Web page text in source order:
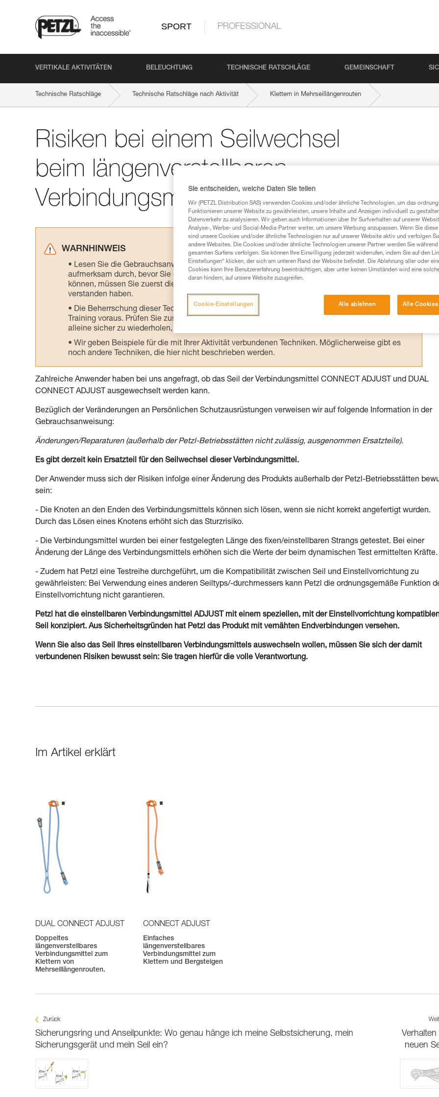
SPORT PROFESSIONAL
VERTIKALE AKTIVITÄTEN BELEUCHTUNG TECHNISCHE RATSCHLÄGE GEMEINSCHAFT
Technische Ratschläge Technische Ratschläge nach Aktivität Klettern in Mehrseillängenrouten
Risiken bei einem Seilwechsel
beim längenverstellbaren
Verbindungsmittel ADJUST
WARNHINWEIS
Lesen Sie die Gebrauchsanweisungen der Produkte, um die es in diesem Tech Tipp geht,
aufmerksam durch, bevor Sie diesen zu Rate ziehen. Um diese Zusatzinformationen verstehen zu
können, müssen Sie zuerst die in der Gebrauchsanweisung enthaltenen Informationen richtig
verstanden haben.
Die Beherrschung dieser Techniken setzt eine entsprechende Ausbildung und ein spezielles
Training voraus. Prüfen Sie zusammen mit einem Profi, ob Sie in der Lage sind, den Vorgang
alleine sicher zu wiederholen, bevor Sie ihn eigenständig durchführen.
Wir geben Beispiele für die mit Ihrer Aktivität verbundenen Techniken. Möglicherweise gibt es
noch andere Techniken, die hier nicht beschrieben werden.
Zahlreiche Anwender haben bei uns angefragt, ob das Seil der Verbindungsmittel CONNECT ADJUST und DUAL
CONNECT ADJUST ausgewechselt werden kann.
Bezüglich der Veränderungen an Persönlichen Schutzausrüstungen verweisen wir auf folgende Information in der
Gebrauchsanweisung:
Änderungen/Reparaturen (außerhalb der Petzl-Betriebsstätten nicht zulässig, ausgenommen Ersatzteile).
Es gibt derzeit kein Ersatzteil für den Seilwechsel dieser Verbindungsmittel.
Der Anwender muss sich der Risiken infolge einer Änderung des Produkts außerhalb der Petzl-Betriebsstätten
sein:
- Die Knoten an den Enden des Verbindungsmittels können sich lösen, wenn sie nicht korrekt angefertigt wurden.
Durch das Lösen eines Knotens erhöht sich das Sturzrisiko.
- Die Verbindungsmittel wurden bei einer festgelegten Länge des fixen/einstellbaren Strangs getestet. Bei einer
Änderung der Länge des Verbindungsmittels erhöhen sich die Werte der beim dynamischen Test ermittelten Kräfte.
- Zudem hat Petzl eine Testreihe durchgeführt, um die Kompatibilität zwischen Seil und Einstellvorrichtung zu
gewährleisten: Bei Verwendung eines anderen Seiltyps/-durchmessers kann Petzl die ordnungsgemäße Funktion
Einstellvorrichtung nicht garantieren.
Petzl hat die einstellbaren Verbindungsmittel ADJUST mit einem speziellen, mit der Einstellvorrichtung
Seil konzipiert. Aus Sicherheitsgründen hat Petzl das Produkt mit vernähten Endverbindungen versehen.
Wenn Sie also das Seil Ihres einstellbaren Verbindungsmittels auswechseln wollen, müssen Sie sich der damit
verbundenen Risiken bewusst sein: Sie tragen hierfür die volle Verantwortung.
Im Artikel erklärt
DUAL CONNECT ADJUST
Doppeltes
längenverstellbares
Verbindungsmittel zum
Klettern von
Mehrseillängenrouten.
CONNECT ADJUST
Einfaches
längenverstellbares
Verbindungsmittel zum
Klettern und Bergsteigen
Zurück
Sicherungsring und Anseilpunkte: Wo genau hänge ich meine Selbstsicherung, mein
Sicherungsgerät und mein Seil ein?
Verhalten
neuen
Sie entscheiden, welche Daten Sie teilen
Wir (PETZL Distribution SAS) verwenden Cookies und/oder ähnliche Technologien, um das
Funktionieren unserer Website zu gewährleisten, unsere Inhalte und Anzeigen individuell zu
Datenverkehr zu analysieren. Wir geben auch Informationen über Ihr Surfverhalten auf unserer
Analyse-, Werbe- und Social-Media-Partner weiter, um unsere Werbung anzupassen. Wenn Sie
sind unsere Cookies und/oder ähnliche Technologien nur auf unserer Website aktiv und verfolgen
andere Websites. Die Cookies und/oder ähnliche Technologien unserer Partner werden Sie während
gesamten Surfens verfolgen. Sie können Ihre Einwilligung jederzeit widerrufen, indem Sie auf den
Einstellungen“ klicken, der sich am unteren Rand der Website befindet. Die Ablehnung aller oder
Cookies kann Ihre Benutzererfahrung beeinträchtigen, aber unter keinen Umständen wird eine
daran hindern, auf unsere Website zuzugreifen.
Alle ablehnen Alle Cookies
Cookie-Einstellungen